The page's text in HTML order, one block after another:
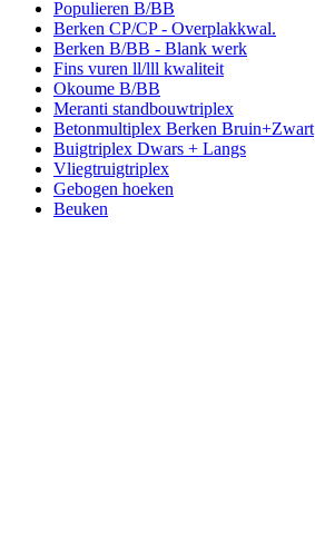
Populieren B/BB
Berken CP/CP - Overplakkwal.
Berken B/BB - Blank werk
Fins vuren ll/lll kwaliteit
Okoume B/BB
Meranti standbouwtriplex
Betonmultiplex Berken Bruin+Zwart
Buigtriplex Dwars + Langs
Vliegtruigtriplex
Gebogen hoeken
Beuken